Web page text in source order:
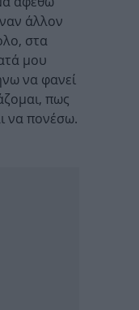
άλλον
στα
μου
να φανεί
πως
να πονέσω.